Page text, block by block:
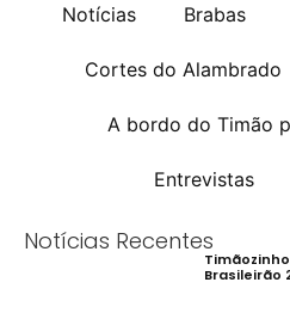
Notícias Brabas
Cortes do Alambrado
A bordo do Timão
Entrevistas
Notícias Recentes
Brasileirão